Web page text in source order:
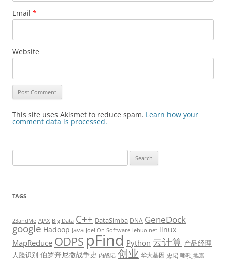
Email *
Website
This site uses Akismet to reduce spam. Learn how your
comment data is processed.
for:
TAGS
23andMe AJAX Big Data C++ DataSimba DNA GeneDock
google Hadoop Java Joel On Software lehuo.net linux
MapReduce ODPS pFind Python 云计算 产品经理
人脸识别 伯罗奔尼撒战争史 内战记 创业 华大基因 史记 哪吒 地震